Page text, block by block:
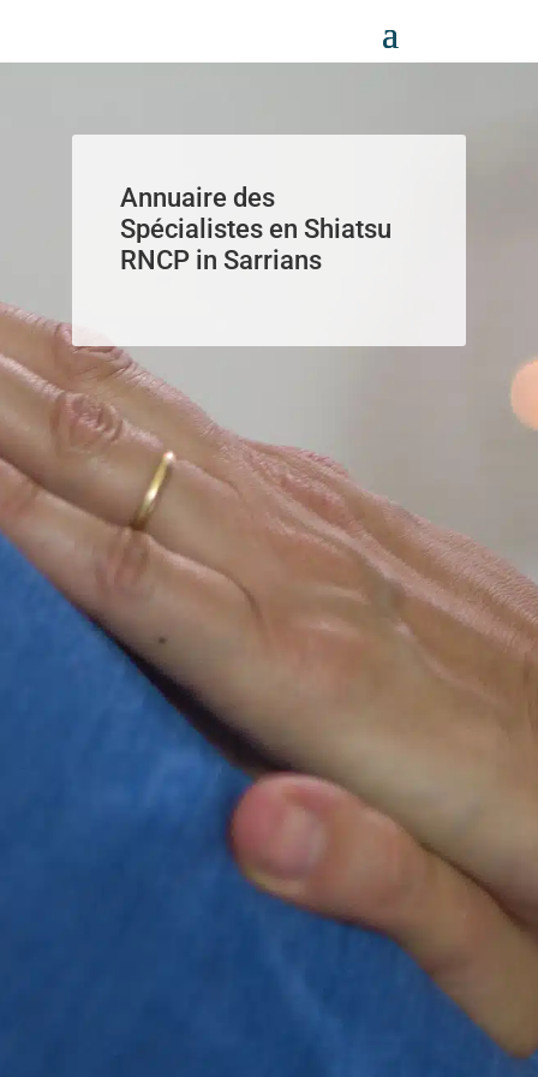
Annuaire des
Spécialistes en Shiatsu
RNCP in Sarrians